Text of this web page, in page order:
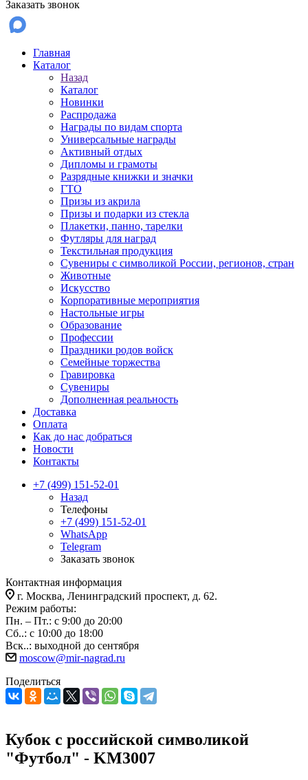
Заказать звонок
Главная
Каталог
Назад
Каталог
Новинки
Распродажа
Награды по видам спорта
Универсальные награды
Активный отдых
Дипломы и грамоты
Разрядные книжки и значки
ГТО
Призы из акрила
Призы и подарки из стекла
Плакетки, панно, тарелки
Футляры для наград
Текстильная продукция
Сувениры с символикой России, регионов, стран
Животные
Искусство
Корпоративные мероприятия
Настольные игры
Образование
Профессии
Праздники родов войск
Семейные торжества
Гравировка
Сувениры
Дополненная реальность
Доставка
Оплата
Как до нас добраться
Новости
Контакты
+7 (499) 151-52-01
Назад
Телефоны
+7 (499) 151-52-01
WhatsApp
Telegram
Заказать звонок
Контактная информация
г. Москва, Ленинградский проспект, д. 62.
Режим работы:
Пн. – Пт.: с 9:00 до 20:00
Сб..: с 10:00 до 18:00
Вск..: выходной до сентября
moscow@mir-nagrad.ru
Поделиться
Кубок с российской символикой
"Футбол" - KM3007